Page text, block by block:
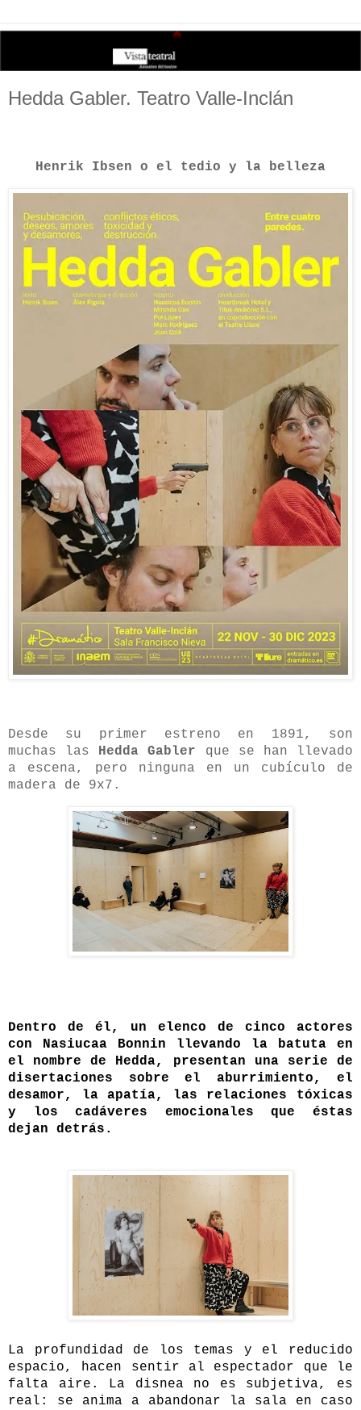
Hedda Gabler. Teatro Valle-Inclán
Henrik Ibsen o el tedio y la belleza
Desde su primer estreno en 1891, son
muchas las Hedda Gabler que se han llevado
a escena, pero ninguna en un cubículo de
madera de 9x7.
Dentro de él, un elenco de cinco actores
con Nasiucaa Bonnin llevando la batuta en
el nombre de Hedda, presentan una serie de
disertaciones sobre el aburrimiento, el
desamor, la apatía, las relaciones tóxicas
y los cadáveres emocionales que éstas
dejan detrás.
La profundidad de los temas y el reducido
espacio, hacen sentir al espectador que le
falta aire. La disnea no es subjetiva, es
real: se anima a abandonar la sala en caso